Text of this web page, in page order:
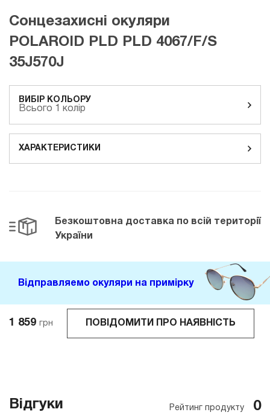
Сонцезахисні окуляри
POLAROID PLD PLD 4067/F/S
35J570J
ВИБІР КОЛЬОРУ
Всього 1 колір
ХАРАКТЕРИСТИКИ
1 859 грн ПОВІДОМИТИ ПРО НАЯВНІСТЬ
Безкоштовна доставка по всій території
України
Відправляемо окуляри на примірку
Відгуки Рейтинг продукту 0